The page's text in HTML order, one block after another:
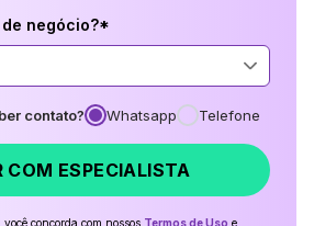
de negócio?*
contato? Whatsapp Telefone
COM ESPECIALISTA
concorda com nossos Termos de Uso e